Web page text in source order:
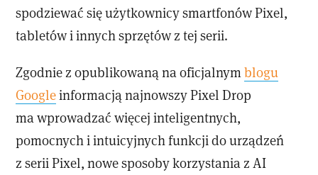
spodziewać się użytkownicy smartfonów Pixel,
tabletów i innych sprzętów z tej serii.
Zgodnie z opublikowaną na oficjalnymblogu
Googleinformacją najnowszy Pixel Drop
ma wprowadzać więcej inteligentnych,
pomocnych i intuicyjnych funkcji do urządzeń
z serii Pixel, nowe sposoby korzystania z AI